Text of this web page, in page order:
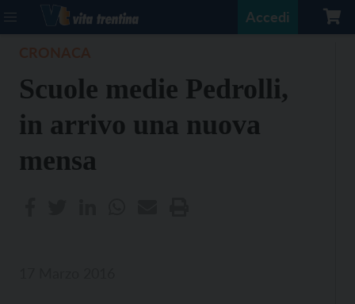
Accedi
Scuole medie Pedrolli,
in arrivo una nuova
mensa